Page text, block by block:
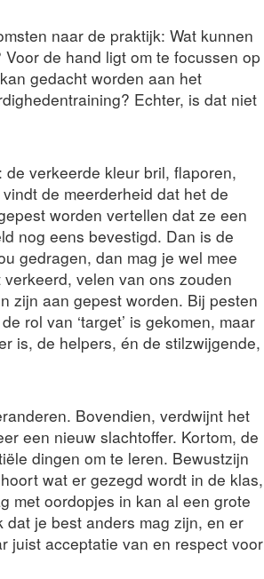
naar de praktijk: Wat kunnen
de hand ligt om te focussen op
gedacht worden aan het
Echter, is dat niet
verkeerde kleur bril, flaporen,
de meerderheid dat het de
worden vertellen dat ze een
nog eens bevestigd. Dan is de
gedragen, dan mag je wel mee
velen van ons zouden
zijn aan gepest worden. Bij pesten
rol van ‘target’ is gekomen, maar
is, de helpers, én de stilzwijgende,
Bovendien, verdwijnt het
een nieuw slachtoffer. Kortom, de
dingen om te leren. Bewustzijn
wat er gezegd wordt in de klas,
met oordopjes in kan al een grote
je best anders mag zijn, en er
juist acceptatie van en respect voor